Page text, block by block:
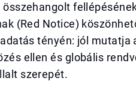
összehangolt
(Red Notice)
tényén: jól mutatja
ellen és globális
szerepét.